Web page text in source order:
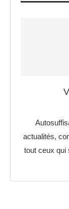
actualités,
tout ceux qui